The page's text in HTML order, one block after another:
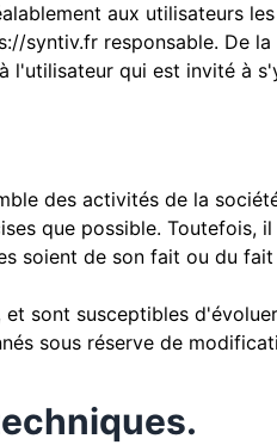
aux utilisateurs
syntiv.fr responsable. De
l'utilisateur qui est invité à
des activités de la
que possible. Toutefois,
soient de son fait ou du
sont susceptibles
sous réserve de